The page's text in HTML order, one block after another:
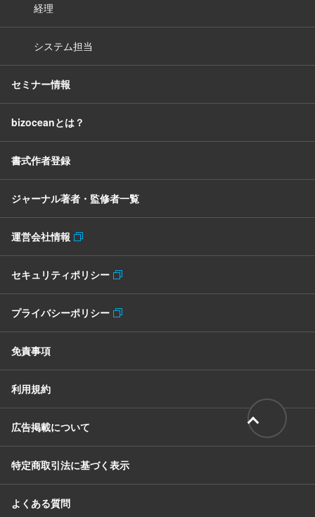
経理
システム担当
セミナー情報
bizoceanとは？
書式作者登録
ジャーナル著者・監修者一覧
運営会社情報
セキュリティポリシー
プライバシーポリシー
免責事項
利用規約
広告掲載について
特定商取引法に基づく表示
よくある質問